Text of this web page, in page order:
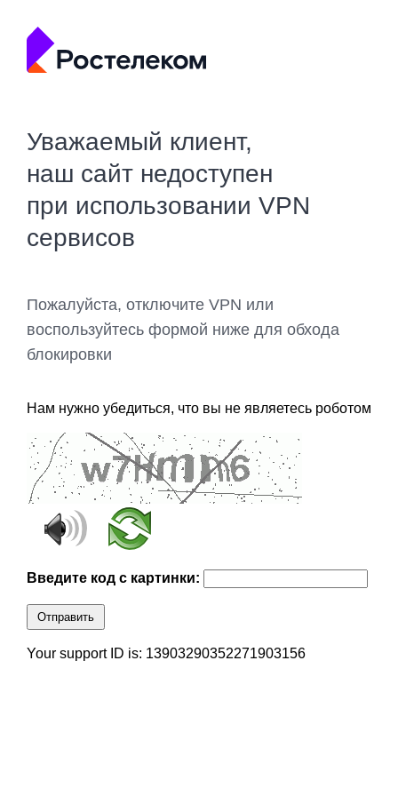
Уважаемый клиент,
наш сайт недоступен
при использовании VPN
сервисов
Пожалуйста, отключите VPN или
воспользуйтесь формой ниже для обхода
блокировки
Нам нужно убедиться, что вы не являетесь роботом
Введите код с картинки:
Отправить
Your support ID is: 13903290352271903156